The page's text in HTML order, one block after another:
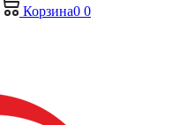
Корзина0 0